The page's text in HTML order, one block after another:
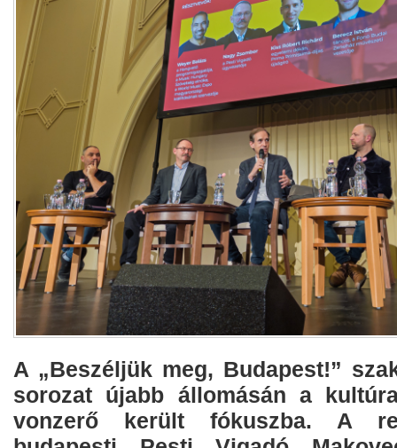
A „Beszéljük meg, Budapest!”
sorozat újabb állomásán a
vonzerő került fókuszba. A